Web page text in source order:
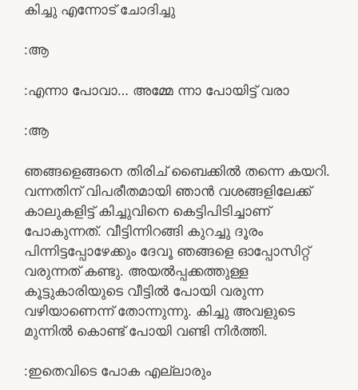
കിച്ചു എന്നോട് ചോദിച്ചു
:ആ
:എന്നാ പോവാ… അമ്മേ ന്നാ പോയിട്ട് വരാ
:ആ
ഞങ്ങളെങ്ങനെ തിരിച് ബൈക്കിൽ തന്നെ കയറി.
വന്നതിന് വിപരീതമായി ഞാൻ വശങ്ങളിലേക്ക്
കാലുകളിട്ട് കിച്ചുവിനെ കെട്ടിപിടിച്ചാണ്
പോകുന്നത്. വീട്ടിന്നിറങ്ങി കുറച്ചു ദൂരം
പിന്നിട്ടപ്പോഴേക്കും ദേവൂ ഞങ്ങളെ ഓപ്പോസിറ്റ്
വരുന്നത് കണ്ടു. അയൽപ്പക്കത്തുള്ള
കൂട്ടുകാരിയുടെ വീട്ടിൽ പോയി വരുന്ന
വഴിയാണെന്ന് തോന്നുന്നു. കിച്ചു അവളുടെ
മുന്നിൽ കൊണ്ട് പോയി വണ്ടി നിർത്തി.
:ഇതെവിടെ പോക എല്ലാരും